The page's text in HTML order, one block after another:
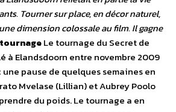
Tourner sur place, en décor naturel,
dimension colossale au film. Il gagne
Le tournage du Secret de
à Elandsdoorn entre novembre 2009
une pause de quelques semaines en
Mvelase (Lillian) et Aubrey Poolo
du poids. Le tournage a en